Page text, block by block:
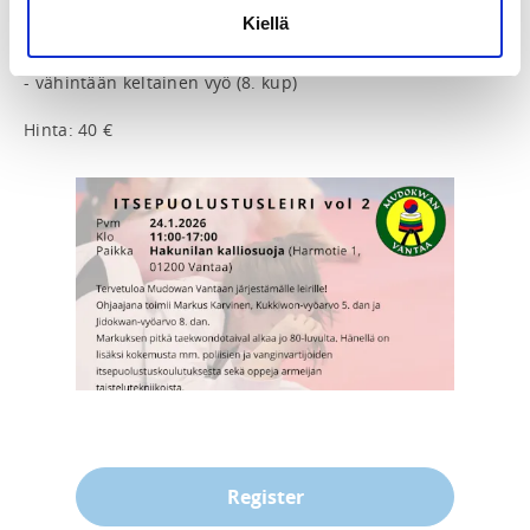
Kiellä
- vähintään 14-vuotias
- vähintään keltainen vyö (8. kup)
Hinta: 40 €
Register